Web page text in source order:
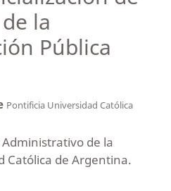
la
Pública
Pontificia Universidad Católica
de la
Católica de Argentina.